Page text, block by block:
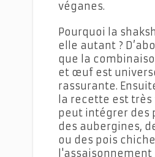
véganes.
Pourquoi la
elle autant ?
que la
et œuf est
rassurante.
la recette est très
peut intégrer des
des aubergines,
ou des pois
l'assaisonnement